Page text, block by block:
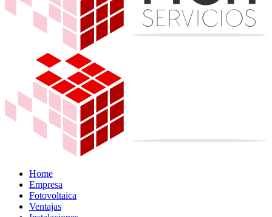
Home
Empresa
Fotovoltaica
Ventajas